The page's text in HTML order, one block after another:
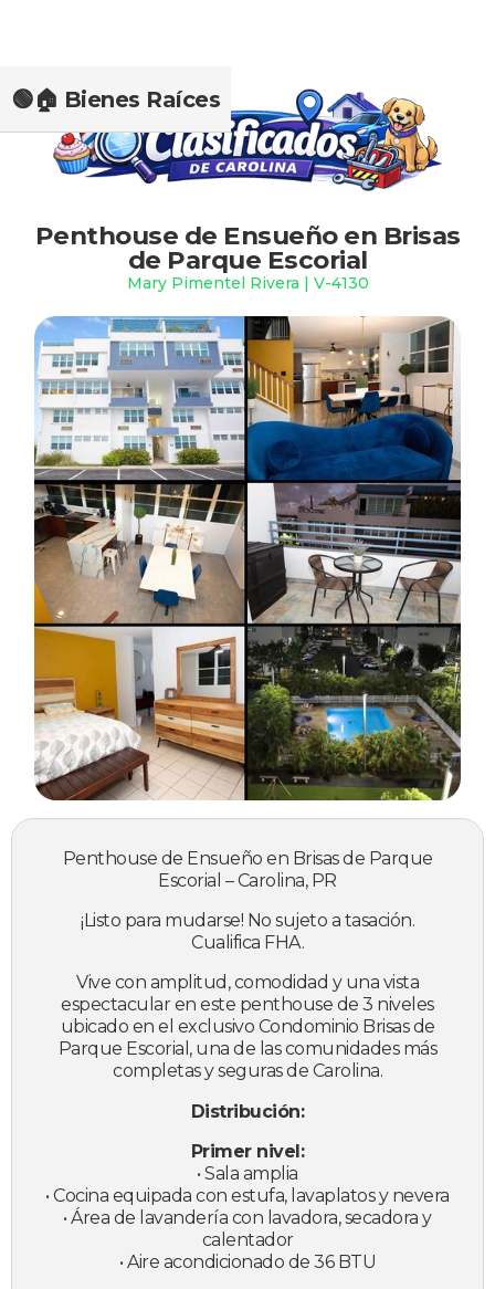
🟢🏠 Bienes Raíces
Penthouse de Ensueño en Brisas
de Parque Escorial
Mary Pimentel Rivera | V-4130
Penthouse de Ensueño en Brisas de Parque
Escorial – Carolina, PR
¡Listo para mudarse! No sujeto a tasación.
Cualifica FHA.
Vive con amplitud, comodidad y una vista
espectacular en este penthouse de 3 niveles
ubicado en el exclusivo Condominio Brisas de
Parque Escorial, una de las comunidades más
completas y seguras de Carolina.
Distribución:
Primer nivel:
• Sala amplia
• Cocina equipada con estufa, lavaplatos y nevera
• Área de lavandería con lavadora, secadora y
calentador
• Aire acondicionado de 36 BTU